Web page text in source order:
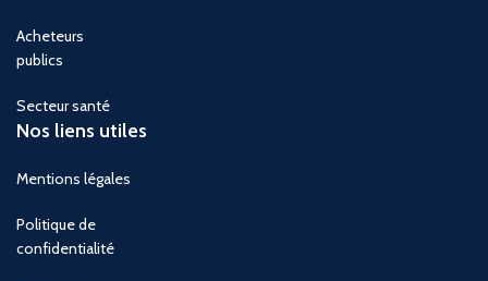
Acheteurs
publics
Secteur santé
Nos liens utiles
Mentions légales
Politique de
confidentialité